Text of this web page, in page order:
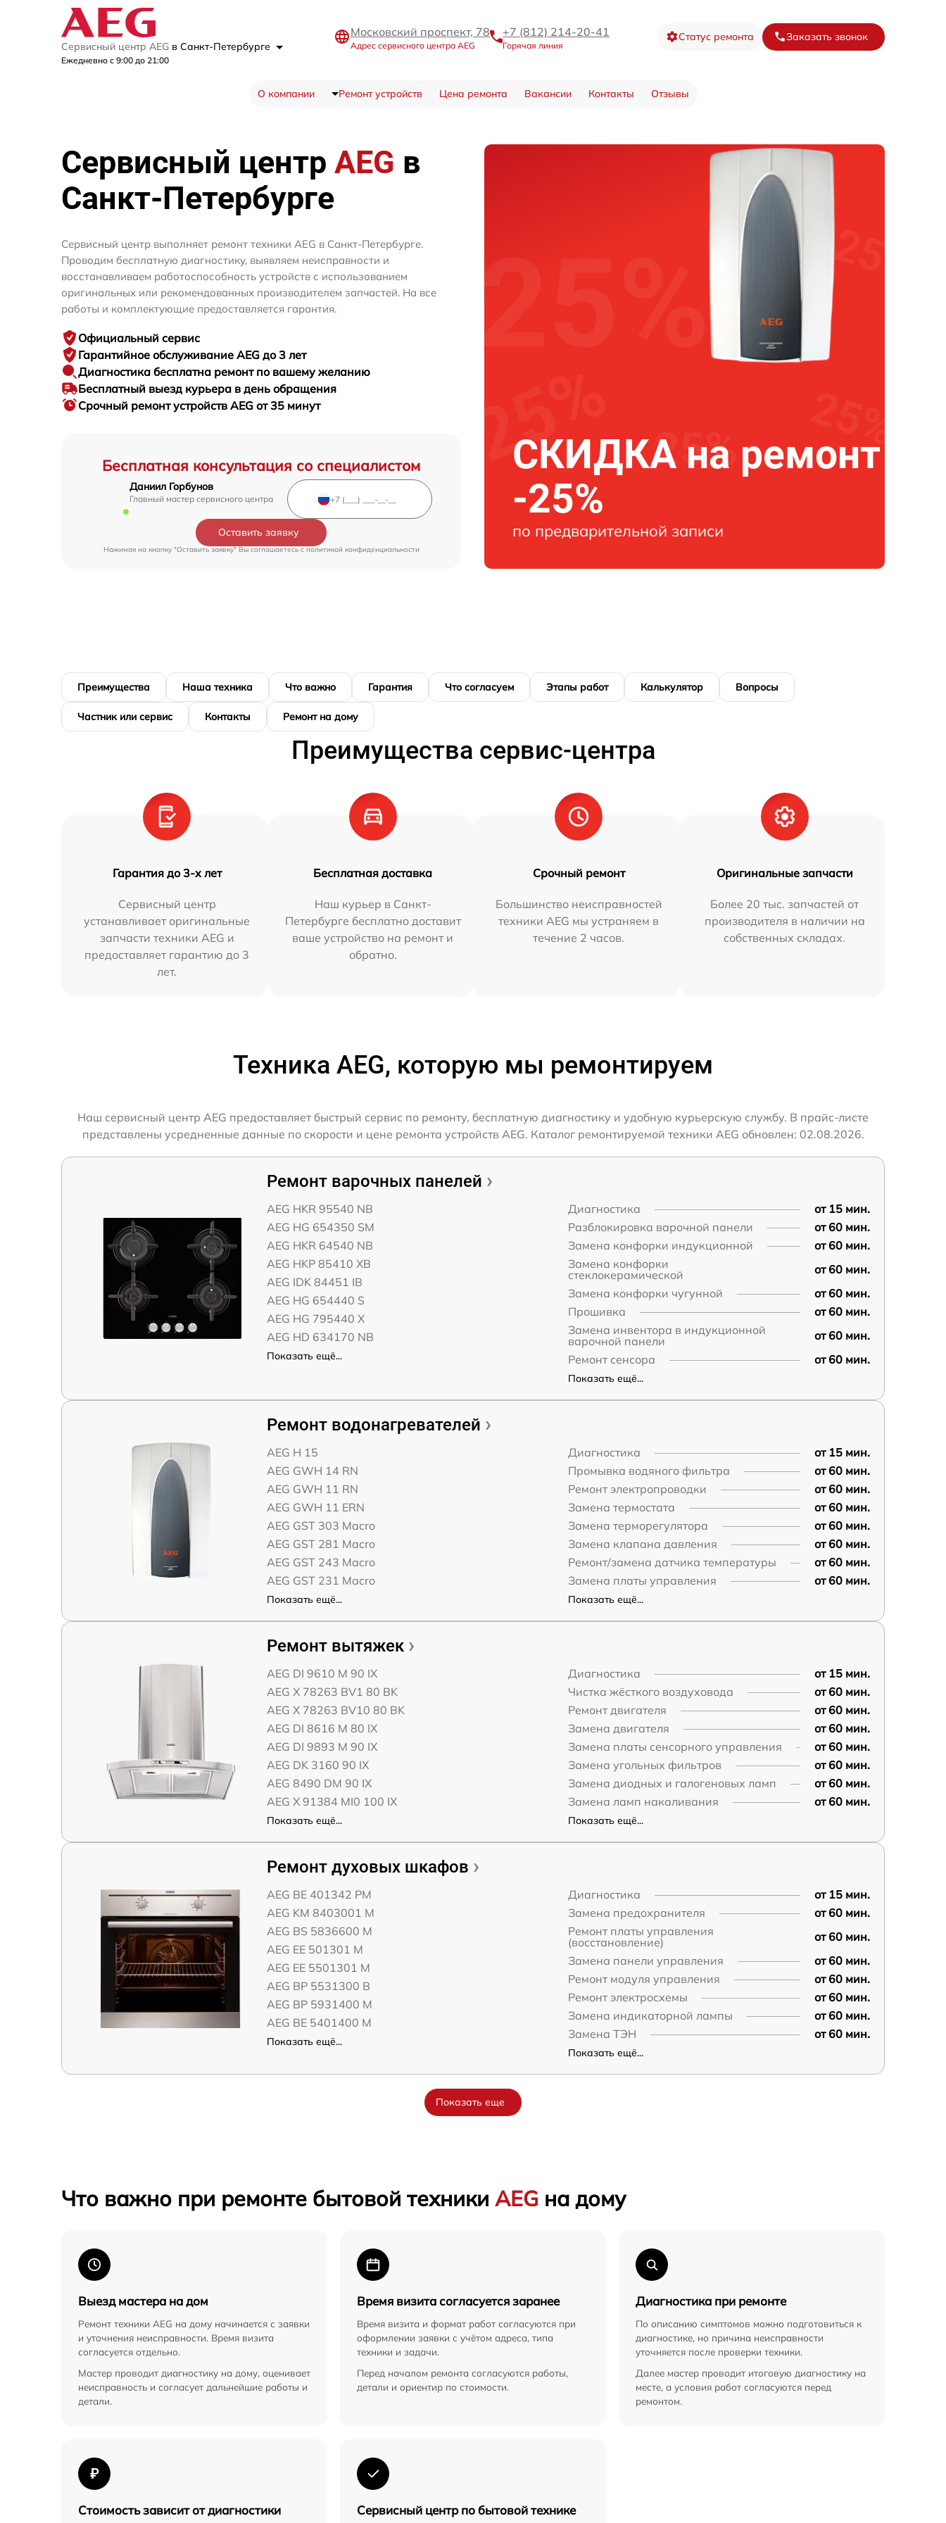
Сервисный центр AEG в Санкт-Петербурге
Ежедневно с 9:00 до 21:00
Московский проспект, 78
Адрес сервисного центра AEG
+7 (812) 214-20-41
Горячая линия
Статус ремонта Заказать звонок
О компании Ремонт устройств Цена ремонта Вакансии Контакты Отзывы
Сервисный центр AEG в
Санкт-Петербурге
Бесплатная консультация со специалистом
Даниил Горбунов
Главный мастер сервисного центра
Оставить заявку
Нажимая на кнопку "Оставить заявку" Вы соглашаетесь cполитикой конфиденциальности
Сервисный центр выполняет ремонт техники AEG в Санкт-Петербурге.
Проводим бесплатную диагностику, выявляем неисправности и
восстанавливаем работоспособность устройств с использованием
оригинальных или рекомендованных производителем запчастей. На все
работы и комплектующие предоставляется гарантия.
Официальный сервис
Гарантийное обслуживание AEG до 3 лет
Диагностика бесплатна ремонт по вашему желанию
Бесплатный выезд курьера в день обращения
Срочный ремонтустройств AEG от 35 минут
СКИДКА на ремонт
-25%
по предварительной записи
Преимущества Наша техника Что важно Гарантия Что согласуем Этапы работ Калькулятор Вопросы
Частник или сервис Контакты Ремонт на дому
Преимущества сервис-центра
Гарантия до 3-х лет
Сервисный центр
устанавливает оригинальные
запчасти техники AEG и
предоставляет гарантию до 3
лет.
Бесплатная доставка
Наш курьер в Санкт-
Петербурге бесплатно доставит
ваше устройство на ремонт и
обратно.
Срочный ремонт
Большинство неисправностей
техники AEG мы устраняем в
течение 2 часов.
Оригинальные запчасти
Более 20 тыс. запчастей от
производителя в наличии на
собственных складах.
Техника AEG, которую мы ремонтируем
Наш сервисный центр AEG предоставляет быстрый сервис по ремонту, бесплатную диагностику и удобную курьерскую службу. В прайс-листе
представлены усредненные данные по скорости и цене ремонта устройств AEG. Каталог ремонтируемой техники AEG обновлен: 02.08.2026.
Ремонт варочных панелей
AEG HKR 95540 NB
AEG HG 654350 SM
AEG HKR 64540 NB
AEG HKP 85410 XB
AEG IDK 84451 IB
AEG HG 654440 S
AEG HG 795440 X
AEG HD 634170 NB
Показать ещё...
Диагностика
от 15 мин.
Разблокировка варочной панели
от 60 мин.
Замена конфорки индукционной
от 60 мин.
Замена конфорки
стеклокерамической
от 60 мин.
Замена конфорки чугунной
от 60 мин.
Прошивка
от 60 мин.
Замена инвентора в индукционной
варочной панели
от 60 мин.
Ремонт сенсора
от 60 мин.
Показать ещё...
Ремонт водонагревателей
AEG H 15
AEG GWH 14 RN
AEG GWH 11 RN
AEG GWH 11 ERN
AEG GST 303 Macro
AEG GST 281 Macro
AEG GST 243 Macro
AEG GST 231 Macro
Показать ещё...
Диагностика
от 15 мин.
Промывка водяного фильтра
от 60 мин.
Ремонт электропроводки
от 60 мин.
Замена термостата
от 60 мин.
Замена терморегулятора
от 60 мин.
Замена клапана давления
от 60 мин.
Ремонт/замена датчика температуры
от 60 мин.
Замена платы управления
от 60 мин.
Показать ещё...
Ремонт вытяжек
AEG DI 9610 M 90 IX
AEG X 78263 BV1 80 BK
AEG X 78263 BV10 80 BK
AEG DI 8616 M 80 IX
AEG DI 9893 M 90 IX
AEG DK 3160 90 IX
AEG 8490 DM 90 IX
AEG X 91384 MI0 100 IX
Показать ещё...
Диагностика
от 15 мин.
Чистка жёсткого воздуховода
от 60 мин.
Ремонт двигателя
от 60 мин.
Замена двигателя
от 60 мин.
Замена платы сенсорного управления
от 60 мин.
Замена угольных фильтров
от 60 мин.
Замена диодных и галогеновых ламп
от 60 мин.
Замена ламп накаливания
от 60 мин.
Показать ещё...
Ремонт духовых шкафов
AEG BE 401342 PM
AEG KM 8403001 M
AEG BS 5836600 M
AEG EE 501301 M
AEG EE 5501301 M
AEG BP 5531300 B
AEG BP 5931400 M
AEG BE 5401400 M
Показать ещё...
Диагностика
от 15 мин.
Замена предохранителя
от 60 мин.
Ремонт платы управления
(восстановление)
от 60 мин.
Замена панели управления
от 60 мин.
Ремонт модуля управления
от 60 мин.
Ремонт электросхемы
от 60 мин.
Замена индикаторной лампы
от 60 мин.
Замена ТЭН
от 60 мин.
Показать ещё...
Показать еще
Что важно при ремонте бытовой техники AEG на дому
Выезд мастера на дом
Ремонт техники AEG на дому начинается с заявки
и уточнения неисправности. Время визита
согласуется отдельно.
Мастер проводит диагностику на дому, оценивает
неисправность и согласует дальнейшие работы и
детали.
Время визита согласуется заранее
Время визита и формат работ согласуются при
оформлении заявки с учётом адреса, типа
техники и задачи.
Перед началом ремонта согласуются работы,
детали и ориентир по стоимости.
Диагностика при ремонте
По описанию симптомов можно подготовиться к
диагностике, но причина неисправности
уточняется после проверки техники.
Далее мастер проводит итоговую диагностику на
месте, а условия работ согласуются перед
ремонтом.
₽
Стоимость зависит от диагностики Сервисный центр по бытовой технике